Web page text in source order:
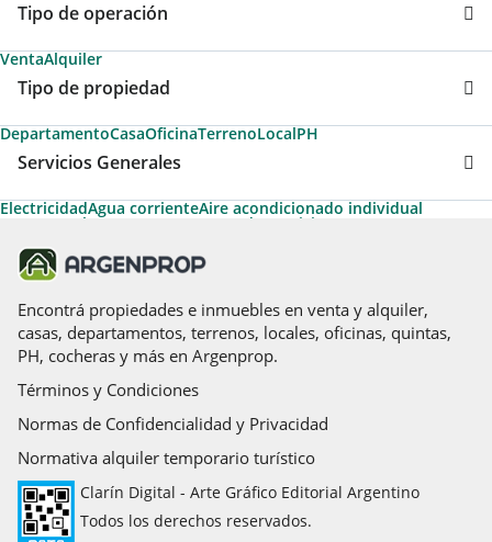
Tipo de operación
VentaAlquiler
Tipo de propiedad
DepartamentoCasaOficinaTerrenoLocalPH
Servicios Generales
ElectricidadAgua corrienteAire acondicionado individual
Gas natural Ascensor Ascensores de servicio
Apto ProfesionalAgua cloaca
Luz eléctricaCalefonCableAmoblado
Encontrá propiedades e inmuebles en venta y alquiler,
casas, departamentos, terrenos, locales, oficinas, quintas,
PH, cocheras y más en Argenprop.
Términos y Condiciones
Normas de Confidencialidad y Privacidad
Normativa alquiler temporario turístico
Clarín Digital - Arte Gráfico Editorial Argentino
Todos los derechos reservados.